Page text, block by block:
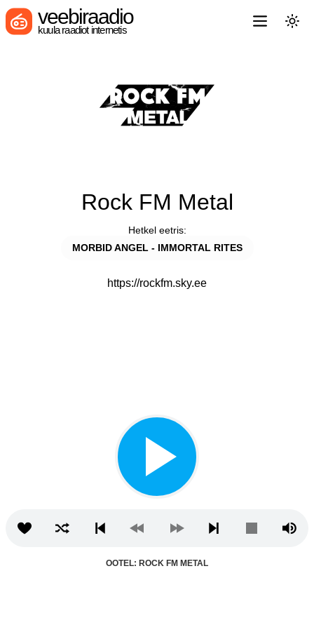
veebiraadio
kuula raadiot internetis
Rock FM Metal
Hetkel eetris:
MORBID ANGEL - IMMORTAL RITES
https://rockfm.sky.ee
OOTEL: ROCK FM METAL